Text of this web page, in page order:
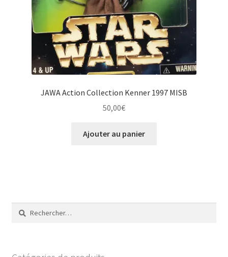
JAWA Action Collection Kenner 1997 MISB
50,00€
Ajouter au panier
Rechercher :